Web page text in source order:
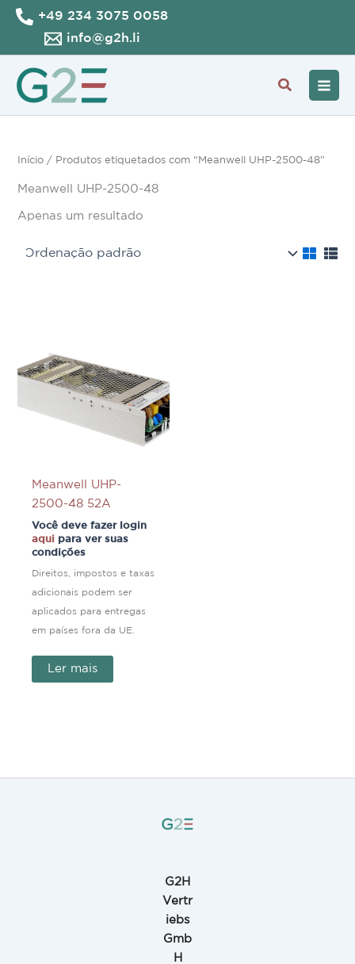
Skip
content
+49 234 3075 0058
info@g2h.li
Search
Início / Produtos etiquetados com “Meanwell UHP-2500-48”
Meanwell UHP-2500-48
Apenas um resultado
Meanwell UHP-
2500-48 52A
Você deve fazer login
aqui para ver suas
condições
Direitos, impostos e taxas
adicionais podem ser
aplicados para entregas
em países fora da UE.
Ler mais
G2H
Vertr
iebs
Gmb
H